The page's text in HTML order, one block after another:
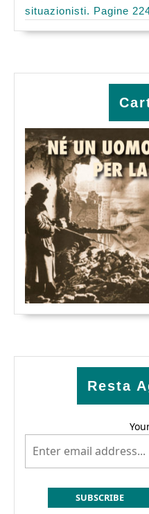
situazionisti. Pagine
Resta